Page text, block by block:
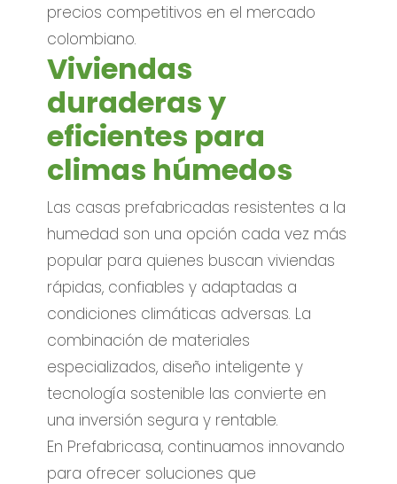
precios competitivos en el mercado
colombiano.
Viviendas
duraderas y
eficientes para
climas húmedos
Las casas prefabricadas resistentes a la
humedad son una opción cada vez más
popular para quienes buscan viviendas
rápidas, confiables y adaptadas a
condiciones climáticas adversas. La
combinación de materiales
especializados, diseño inteligente y
tecnología sostenible las convierte en
una inversión segura y rentable.
En Prefabricasa, continuamos innovando
para ofrecer soluciones que